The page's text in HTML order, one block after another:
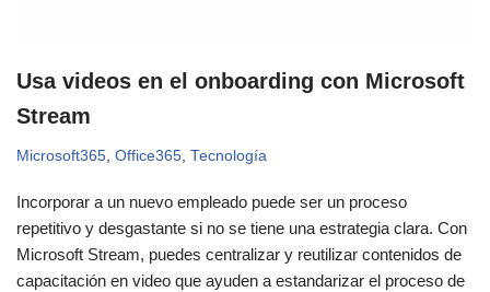
Usa videos en el onboarding con Microsoft
Stream
Microsoft365, Office365, Tecnología
Incorporar a un nuevo empleado puede ser un proceso
repetitivo y desgastante si no se tiene una estrategia clara. Con
Microsoft Stream, puedes centralizar y reutilizar contenidos de
capacitación en video que ayuden a estandarizar el proceso de